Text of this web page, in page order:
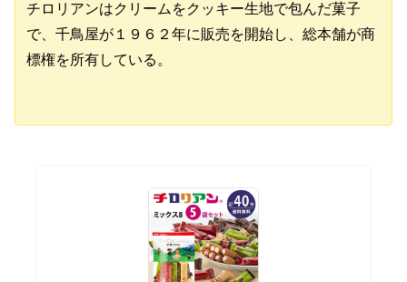
チロリアンはクリームをクッキー生地で包んだ菓子
で、千鳥屋が１９６２年に販売を開始し、総本舗が商
標権を所有している。